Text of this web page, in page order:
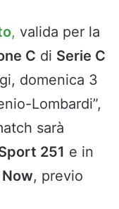
, valida per la
C di Serie C
domenica 3
Lombardi”,
sarà
251 e in
Now, previo